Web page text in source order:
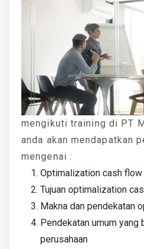
mengikuti training di PT
anda akan mendapatkan
mengenai :
Optimalization cash flow
Tujuan optimalization
Makna dan pendekatan
Pendekatan umum yang
perusahaan